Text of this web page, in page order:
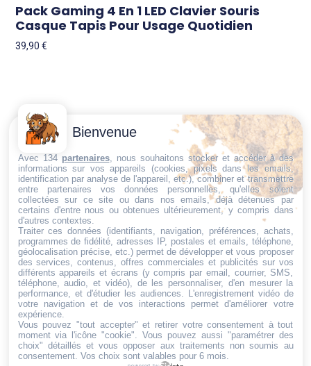
Pack Gaming 4 En 1 LED Clavier Souris
Casque Tapis Pour Usage Quotidien
39,90€
Trouvez ce qu'il vous faut,
au bon endroit
Conditions
générales
de vente
Politique de
cookies
Politique de
confidentialité
Mentions
légales
Conditions de
retour et de
remboursement
Droit de
rétractation
Contactez-
Nous
Email:
dt@sasbms.fr
Bienvenue
Avec 134 partenaires, nous souhaitons stocker et accéder à des
informations sur vos appareils (cookies, pixels dans les emails,
identification par analyse de l'appareil, etc.), combiner et transmettre
entre partenaires vos données personnelles, qu'elles soient
collectées sur ce site ou dans nos emails, déjà détenues par
certains d'entre nous ou obtenues ultérieurement, y compris dans
d'autres contextes.
Traiter ces données (identifiants, navigation, préférences, achats,
programmes de fidélité, adresses IP, postales et emails, téléphone,
géolocalisation précise, etc.) permet de développer et vous proposer
des services, contenus, offres commerciales et publicités sur vos
différents appareils et écrans (y compris par email, courrier, SMS,
téléphone, audio, et vidéo), de les personnaliser, d'en mesurer la
performance, et d'étudier les audiences. L'enregistrement vidéo de
votre navigation et de vos interactions permet d'améliorer votre
expérience.
Vous pouvez "tout accepter" et retirer votre consentement à tout
moment via l'icône "cookie" . Vous pouvez aussi "paramétrer des
choix" détaillés et vous opposer aux traitements non soumis au
consentement. Vos choix sont valables pour 6 mois.